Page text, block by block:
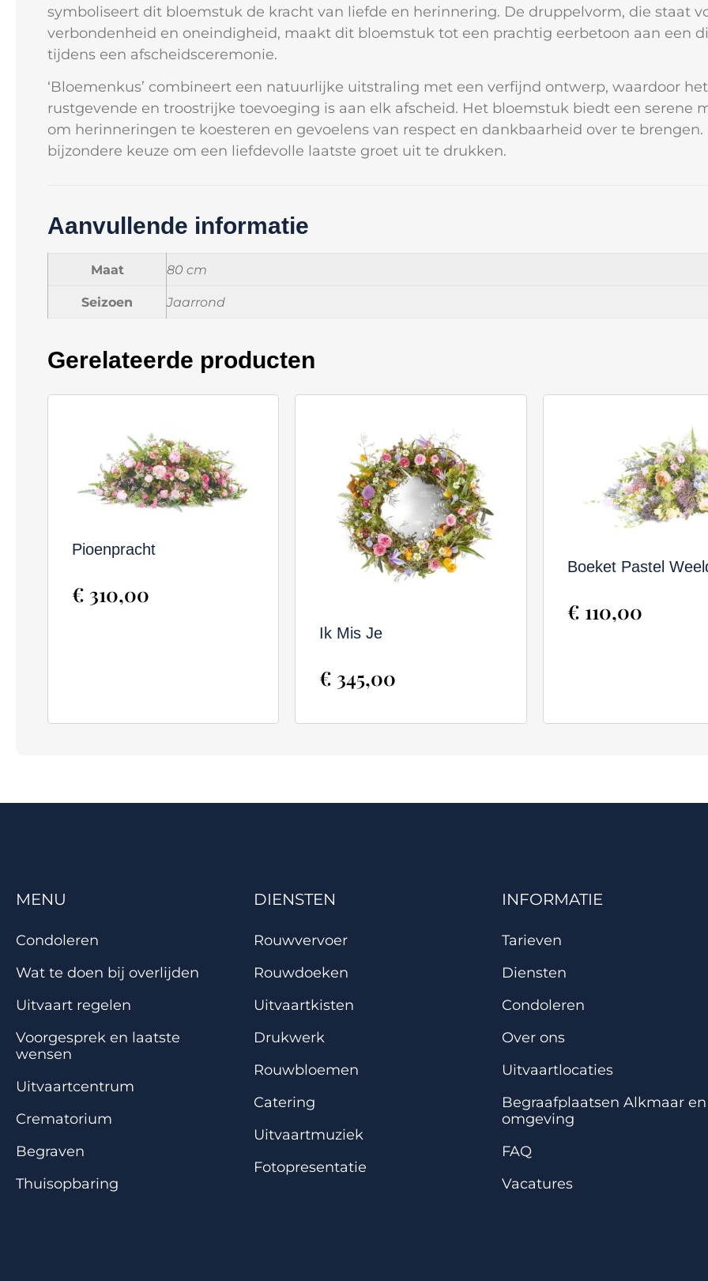
symboliseert dit bloemstuk de kracht van liefde en herinnering. De druppelvorm, die staat
verbondenheid en oneindigheid, maakt dit bloemstuk tot een prachtig eerbetoon aan een
tijdens een afscheidsceremonie.
‘Bloemenkus’ combineert een natuurlijke uitstraling met een verfijnd ontwerp, waardoor
rustgevende en troostrijke toevoeging is aan elk afscheid. Het bloemstuk biedt een serene
om herinneringen te koesteren en gevoelens van respect en dankbaarheid over te brengen.
bijzondere keuze om een liefdevolle laatste groet uit te drukken.
Aanvullende informatie
Maat 80 cm
Seizoen Jaarrond
Gerelateerde producten
Pioenpracht
€ 310,00
Ik Mis Je
€ 345,00
Boeket Pastel
€ 110,00
MENU
Condoleren
Wat te doen bij overlijden
Uitvaart regelen
Voorgesprek en laatste
wensen
Uitvaartcentrum
Crematorium
Begraven
Thuisopbaring
DIENSTEN
Rouwvervoer
Rouwdoeken
Uitvaartkisten
Drukwerk
Rouwbloemen
Catering
Uitvaartmuziek
Fotopresentatie
INFORMATIE
Tarieven
Diensten
Condoleren
Over ons
Uitvaartlocaties
Begraafplaatsen Alkmaar en
omgeving
FAQ
Vacatures